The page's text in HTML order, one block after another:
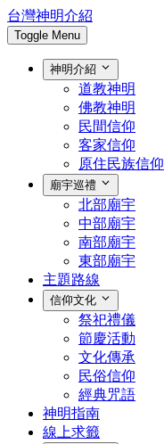
台灣神明介紹
Toggle Menu
神明介紹
道教神明
佛教神明
民間信仰
客家信仰
原住民族信仰
廟宇巡禮
北部廟宇
中部廟宇
南部廟宇
東部廟宇
主題路線
信仰文化
祭祀禮儀
節慶活動
文化傳承
民俗信仰
經典咒語
神明指南
線上求籤